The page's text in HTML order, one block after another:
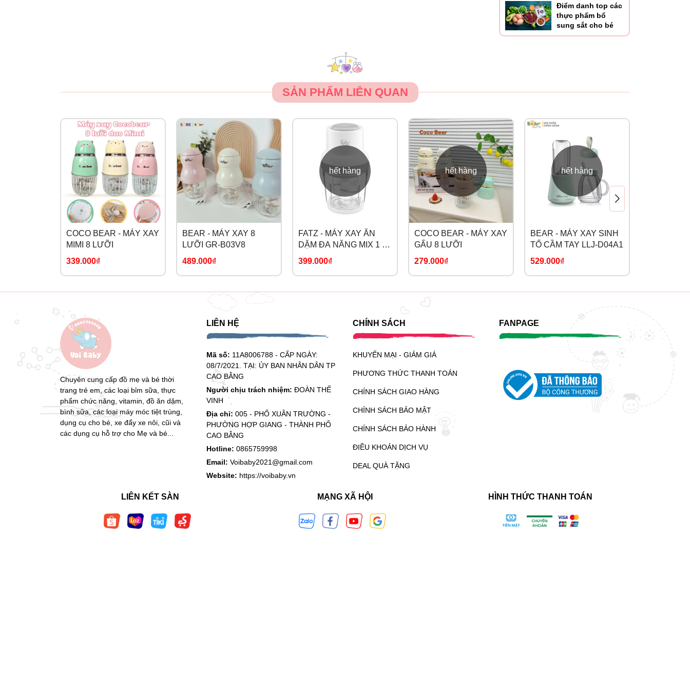
- Dung tích bình xay 400ml: Hiện nay đây cũng là dung tích lớn trên thị trường, cho phép mẹ xay được những món
(1) Chức năng hấp: sử dụng rổ hấp, điều chỉnh thời gian hấp trước khi máy hoạt động
(2) Chức năng xay: đổ thức ăn vào bình xay. Nhấn và giữ nút xay trong quá trình xay, thả nút xay để kết thúc theo
mong muốn.
(3) Chức năng hấp và xay tự động: khi thực hiện chức năng này, cần cho thức ăn trực tiếp vàp bình xay, nhấn nút tự
động máy sẽ tự động xay sau khi kết thúc quá trình hấp. Đồng thời có thể điều chỉnh thời gian hấp bằng nút + hoặc
trừ
(4) Chức năng hâm nóng sữa và thức ăn: đặt bình sữa vào khoang chứa nước và nhấn nút hâm nóng. Có thể điều
chỉnh nhiệt độ hâm nóng để chọn nhiệt độ chính xác bằng nút + hoặc -
(5) Chức năng tiệt trùng: úp ngược bình sữa ở khoang chứa nước và nhấn nút tiệt trùng, máy sẽ tự động đun sôi
- Không nên đổ quá mực nước 230ml để đảm bảo độ bền của máy.
- Kiểm tra nắp bình đã được khóa lại trước khi sử dụng.
- Hãy sử dụng nước cất hoặc nước đã được lọc để giảm khả năng tạo cặn canxi.
- Sau 1 thời gian sử dụng, đế máy có thể xuất hiện cặn canxi. Mẹ có thể tẩy cặn canxi bằng axit citric hoặc giấm.
- Tránh xa tầm tay trẻ em khi máy đang hoạt động.
- Thiết bị này KHÔNG dành cho các mục đích sau:
+ Hấp thức ăn giống nhau trong hơn 30 phút
+ Xay các thực phẩm cứng như đá viên, đường cục và thực phẩm đông lạnh, hoặc các thực phẩm dính như phô
- Sau mỗi lần sử dụng hãy đổ bỏ lượng nước thừa trong đế máy và vệ sinh các bộ phận máy sạch sẽ.
Điểm danh top các
thực phẩm bổ
sung sắt cho bé
SẢN PHẨM LIÊN QUAN
COCO BEAR - MÁY XAY
MIMI 8 LƯỠI
339.000₫
BEAR - MÁY XAY 8
LƯỠI GR-B03V8
489.000₫
hết hàng
FATZ - MÁY XAY ĂN
DẶM ĐA NĂNG MIX 1 -
FB5101ZT
399.000₫
hết hàng
COCO BEAR - MÁY XAY
GẤU 8 LƯỠI
279.000₫
hết hàng
BEAR - MÁY XAY SINH
TỐ CẦM TAY LLJ-D04A1
529.000₫
Chuyên cung cấp đồ mẹ và bé thời
trang trẻ em, các loại bỉm sữa, thực
phẩm chức năng, vitamin, đồ ăn dặm,
bình sữa, các loại máy móc tiệt trùng,
dụng cụ cho bé, xe đẩy xe nôi, cũi và
các dụng cụ hỗ trợ cho Mẹ và bé...
LIÊN HỆ
Mã số: 11A8006788 - CẤP NGÀY:
08/7/2021. TẠI: ỦY BAN NHÂN DÂN TP
CAO BẰNG
Người chịu trách nhiệm: ĐOÀN THẾ
VINH
Địa chỉ: 005 - PHỐ XUÂN TRƯỜNG -
PHƯỜNG HỢP GIANG - THÀNH PHỐ
CAO BẰNG
Hotline: 0865759998
Email: Voibaby2021@gmail.com
Website: https://voibaby.vn
CHÍNH SÁCH
KHUYẾN MẠI - GIẢM GIÁ
PHƯƠNG THỨC THANH TOÁN
CHÍNH SÁCH GIAO HÀNG
CHÍNH SÁCH BẢO MẬT
CHÍNH SÁCH BẢO HÀNH
ĐIỀU KHOẢN DỊCH VỤ
DEAL QUÀ TẶNG
FANPAGE
LIÊN KẾT SÀN MẠNG XÃ HỘI HÌNH THỨC THANH TOÁN